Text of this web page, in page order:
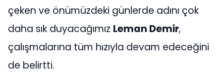
çeken ve önümüzdeki günlerde adını çok
daha sık duyacağımız Leman Demir,
çalışmalarına tüm hızıyla devam edeceğini
de belirtti.